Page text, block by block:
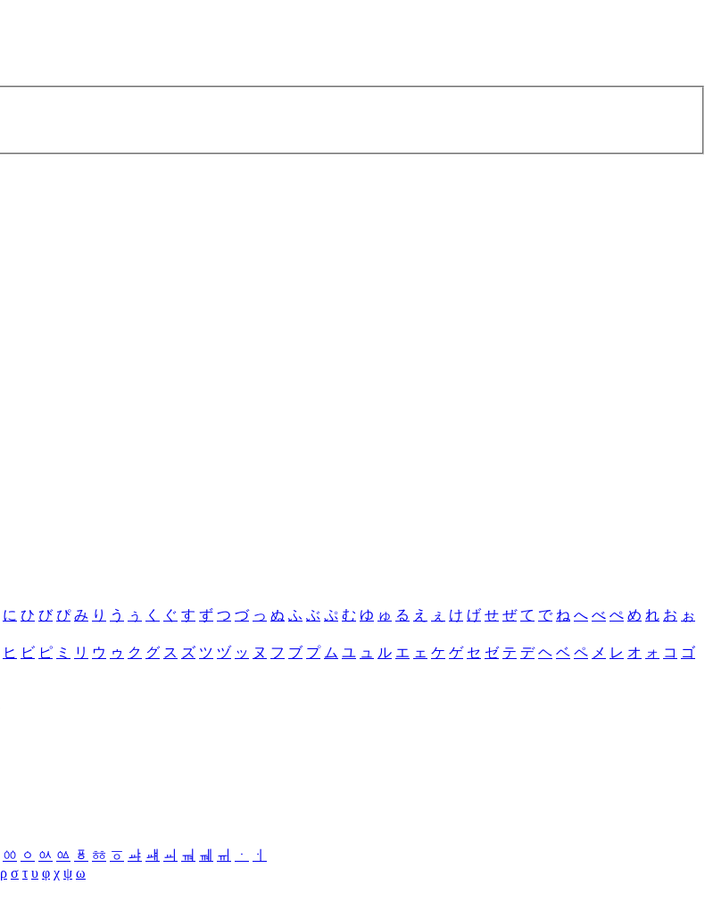
に ひ び ぴ み り う ぅ く ぐ す ず つ づ っ ぬ ふ ぶ ぷ む ゆ ゅ る え ぇ け げ せ ぜ て で ね へ べ ぺ め れ お ぉ
ヒ ビ ピ ミ リ ウ ゥ ク グ ス ズ ツ ヅ ッ ヌ フ ブ プ ム ユ ュ ル エ ェ ケ ゲ セ ゼ テ デ ヘ ベ ペ メ レ オ ォ コ ゴ
ㆀ ㆁ ㆂ ㆃ ㆄ ㆅ ㆆ ㆇ ㆈ ㆉ ㆊ ㆋ ㆌ ㆍ
ㆎ
ρ σ τ υ φ χ ψ ω